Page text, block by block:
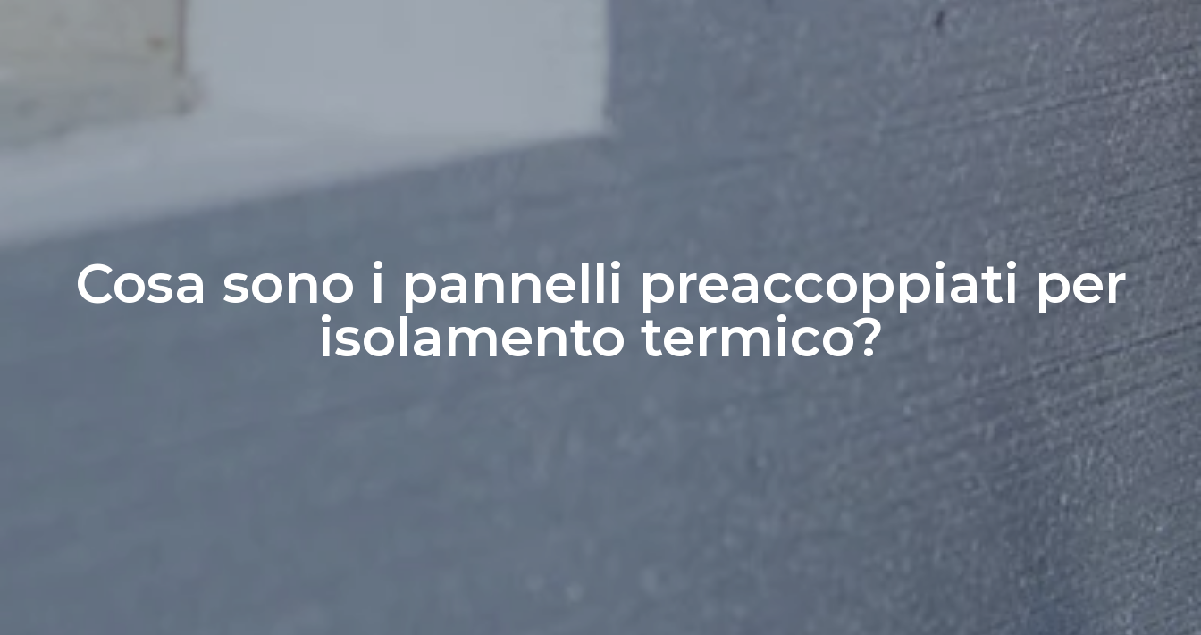
Cosa sono i pannelli preaccoppiati per
isolamento termico?